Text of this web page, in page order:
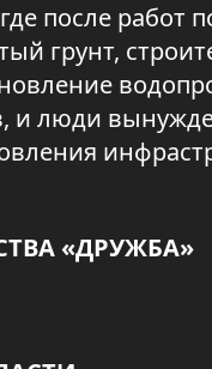
после работ
грунт,
и люди
«ДРУЖБА»